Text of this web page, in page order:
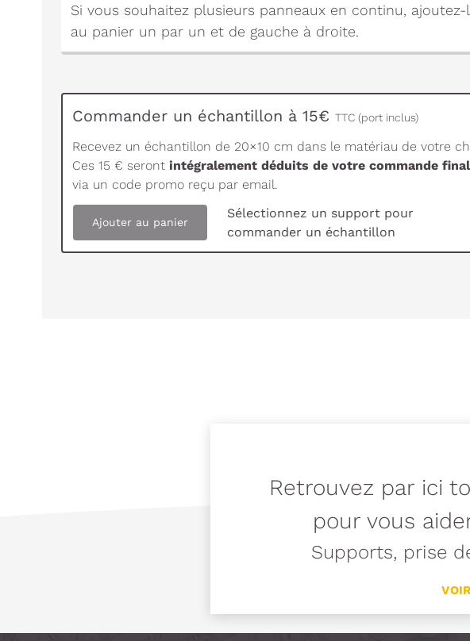
Si vous souhaitez plusieurs panneaux en continu, ajoutez-
au panier un par un et de gauche à droite.
Commander un échantillon à 15€ TTC (port inclus)
Recevez un échantillon de 20×10 cm dans le matériau de votre
Ces 15 € seront intégralement déduits de votre commande
via un code promo reçu par email.
Ajouter au panier
Sélectionnez un support pour
commander un échantillon
Retrouvez par ici
pour vous
Supports, prise